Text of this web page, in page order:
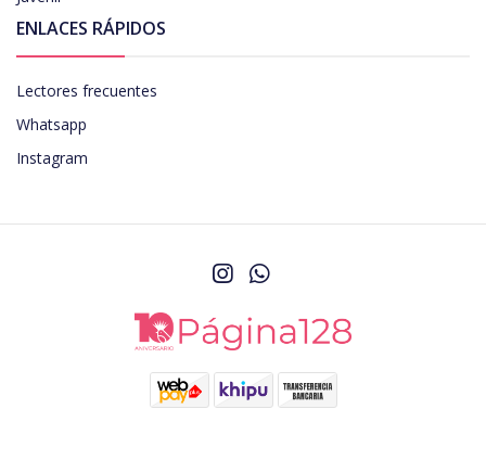
ENLACES RÁPIDOS
Lectores frecuentes
Whatsapp
Instagram